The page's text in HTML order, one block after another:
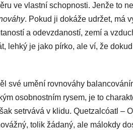
ve vlastní schopnosti. Jenže to
. Pokud ji dokáže udržet, má
a odevzdaností, zemí a
lehký je jako pírko, ale ví, že
své umění rovnováhy
osobnostním rysem, je to
setrvává v klidu. Quetzalcóatl –
tolik žádaný, ale málokdy